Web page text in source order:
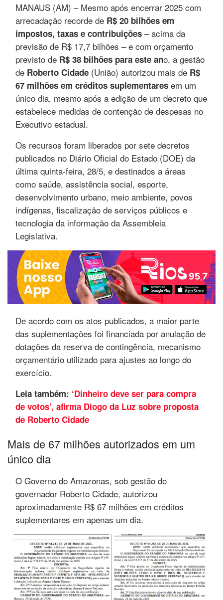
MANAUS (AM) – Mesmo após encerrar 2025 com
arrecadação recorde de R$ 20 bilhões em
impostos, taxas e contribuições – acima da
previsão de R$ 17,7 bilhões – e com orçamento
previsto de R$ 38 bilhões para este ano, a gestão
de Roberto Cidade (União) autorizou mais de R$
67 milhões em créditos suplementares em um
único dia, mesmo após a edição de um decreto que
estabelece medidas de contenção de despesas no
Executivo estadual.
Os recursos foram liberados por sete decretos
publicados no Diário Oficial do Estado (DOE) da
última quinta-feira, 28/5, e destinados a áreas
como saúde, assistência social, esporte,
desenvolvimento urbano, meio ambiente, povos
indígenas, fiscalização de serviços públicos e
tecnologia da informação da Assembleia
Legislativa.
De acordo com os atos publicados, a maior parte
das suplementações foi financiada por anulação de
dotações da reserva de contingência, mecanismo
orçamentário utilizado para ajustes ao longo do
exercício.
Leia também: ‘Dinheiro deve ser para compra
de votos’, afirma Diogo da Luz sobre proposta
de Roberto Cidade
Mais de 67 milhões autorizados em um
único dia
O Governo do Amazonas, sob gestão do
governador Roberto Cidade, autorizou
aproximadamente R$ 67 milhões em créditos
suplementares em apenas um dia.